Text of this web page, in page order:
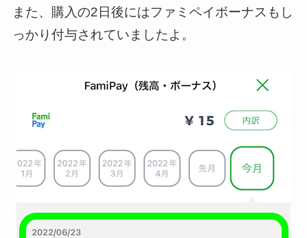
また、購入の2日後にはファミペイボーナスもし
っかり付与されていましたよ。